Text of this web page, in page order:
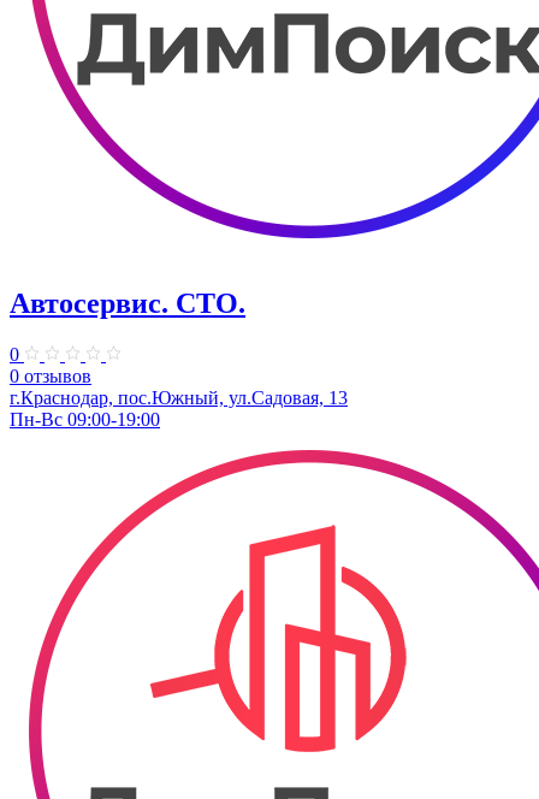
Автосервис. СТО.
0
0 отзывов
г.Краснодар, пос.Южный, ул.Садовая, 13
Пн-Вс 09:00-19:00